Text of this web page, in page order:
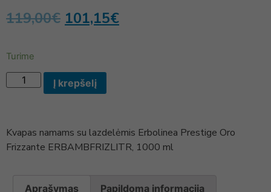
119,00€ 101,15€
Turime
Į krepšelį
Kvapas namams su lazdelėmis Erbolinea Prestige Oro
Frizzante ERBAMBFRIZLITR, 1000 ml
Aprašymas Papildoma informacija